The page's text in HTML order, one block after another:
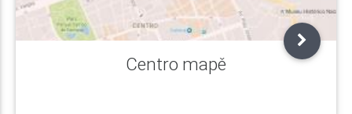
Centro mapě